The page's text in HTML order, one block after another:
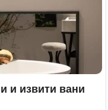
и извити вани